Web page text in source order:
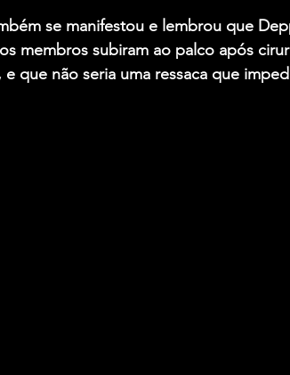
se manifestou e lembrou que
membros subiram ao palco após
que não seria uma ressaca que